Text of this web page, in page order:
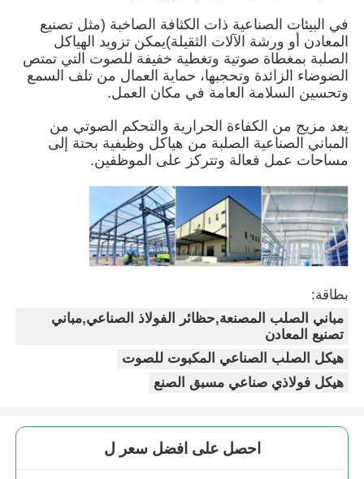
حول بنا
جولة في المعمل
ضبط الجودة
أخبار
طلب اقتباس
بناء هيكل الصلب
في البيئات الصناعية ذات الكثافة الصاخبة (مثل تصنيع
المعادن أو ورشة الآلات الثقيلة)يمكن تزويد الهياكل
الصلبة بمغطاة صوتية وتغطية خفيفة للصوت التي تمتص
الضوضاء الزائدة وتحجبها، حماية العمال من تلف السمع
وتحسين السلامة العامة في مكان العمل.
يعد مزيج من الكفاءة الحرارية والتحكم الصوتي من
المباني الصناعية الصلبة من هياكل وظيفية بحتة إلى
مساحات عمل فعالة وتتركز على الموظفين.
بطاقة:
مباني الصلب المصنعة,حظائر الفولاذ الصناعي,مباني
تصنيع المعادن
هيكل الصلب الصناعي المكبوت للصوت
هيكل فولاذي صناعي مسبق الصنع
احصل على افضل سعر ل